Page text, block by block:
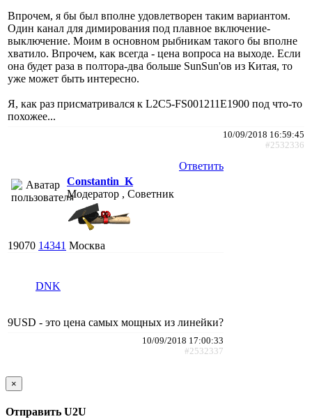
Впрочем, я бы был вполне удовлетворен таким вариантом.
Один канал для димирования под плавное включение-
выключение. Моим в основном рыбникам такого бы вполне
хватило. Впрочем, как всегда - цена вопроса на выходе. Если
она будет раза в полтора-два больше SunSun'ов из Китая, то
уже может быть интересно.
Я, как раз присматривался к L2C5-FS001211E1900 под что-то
похожее...
10/09/2018 16:59:45
#2532336
Ответить
Constantin_K
Модератор , Советник
19070 14341 Москва
DNK
9USD - это цена самых мощных из линейки?
10/09/2018 17:00:33
#2532337
×
Отправить U2U